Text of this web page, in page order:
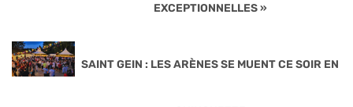
EXCEPTIONNELLES »
SAINT GEIN : LES ARÈNES SE MUENT CE SOIR EN